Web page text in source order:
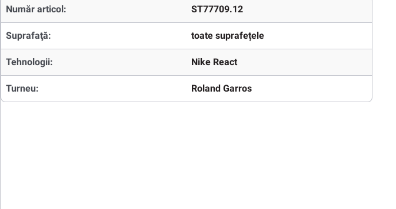
Număr articol: ST77709.12
Suprafaţă: toate suprafețele
Tehnologii: Nike React
Turneu: Roland Garros